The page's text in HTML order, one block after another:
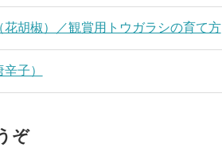
花胡椒）／観賞用トウガラシの育て方
子）
ぞ